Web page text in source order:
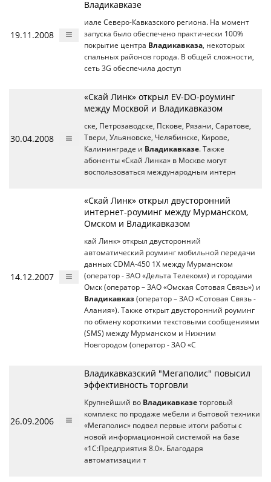
19.11.2008
Владикавказе
иале Северо-Кавказского региона. На момент
запуска было обеспечено практически 100%
покрытие центра Владикавказа, некоторых
спальных районов города. В общей сложности,
сеть 3G обеспечила доступ
30.04.2008
«Скай Линк» открыл EV-DO-роуминг
между Москвой и Владикавказом
ске, Петрозаводске, Пскове, Рязани, Саратове,
Твери, Ульяновске, Челябинске, Кирове,
Калининграде и Владикавказе. Также
абоненты «Скай Линка» в Москве могут
воспользоваться международным интерн
14.12.2007
«Скай Линк» открыл двусторонний
интернет-роуминг между Мурманском,
Омском и Владикавказом
кай Линк» открыл двусторонний
автоматический роуминг мобильной передачи
данных CDMA-450 1Х между Мурманском
(оператор - ЗАО «Дельта Телеком») и городами
Омск (оператор – ЗАО «Омская Сотовая Связь») и
Владикавказ (оператор – ЗАО «Сотовая Связь -
Алания»). Также открыт двусторонний роуминг
по обмену короткими текстовыми сообщениями
(SMS) между Мурманском и Нижним
Новгородом (оператор - ЗАО «С
26.09.2006
Владикавказский "Мегаполис" повысил
эффективность торговли
Крупнейший во Владикавказе торговый
комплекс по продаже мебели и бытовой техники
«Мегаполис» подвел первые итоги работы с
новой информационной системой на базе
«1С:Предприятия 8.0». Благодаря
автоматизации т